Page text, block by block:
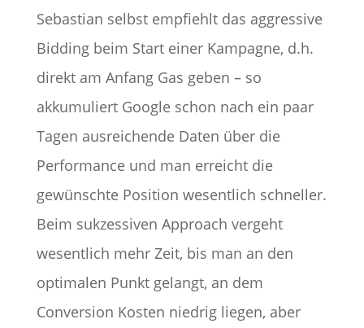
Sebastian selbst empfiehlt das aggressive
Bidding beim Start einer Kampagne, d.h.
direkt am Anfang Gas geben – so
akkumuliert Google schon nach ein paar
Tagen ausreichende Daten über die
Performance und man erreicht die
gewünschte Position wesentlich schneller.
Beim sukzessiven Approach vergeht
wesentlich mehr Zeit, bis man an den
optimalen Punkt gelangt, an dem
Conversion Kosten niedrig liegen, aber